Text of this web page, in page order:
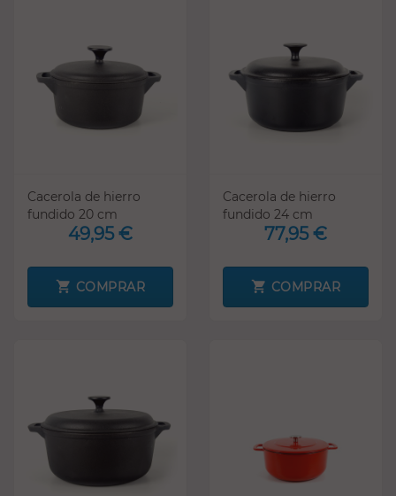
Cacerola de hierro
fundido 20 cm
49,95 €
COMPRAR
Cacerola de hierro
fundido 24 cm
77,95 €
COMPRAR